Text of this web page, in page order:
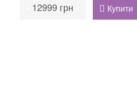
12999 грн Купити